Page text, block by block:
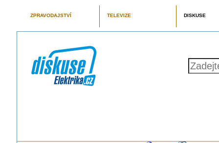
ZPRAVODAJSTVÍ TELEVIZE DISKUSE